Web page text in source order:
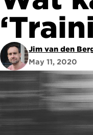
Jim van den
May 11, 2020